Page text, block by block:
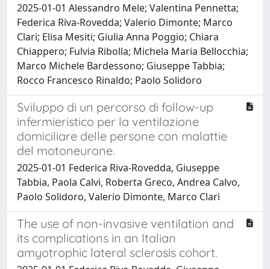
2025-01-01 Alessandro Mele; Valentina Pennetta;
Federica Riva-Rovedda; Valerio Dimonte; Marco
Clari; Elisa Mesiti; Giulia Anna Poggio; Chiara
Chiappero; Fulvia Ribolla; Michela Maria Bellocchia;
Marco Michele Bardessono; Giuseppe Tabbia;
Rocco Francesco Rinaldo; Paolo Solidoro
Sviluppo di un percorso di follow-up
infermieristico per la ventilazione
domiciliare delle persone con malattie
del motoneurone.
2025-01-01 Federica Riva-Rovedda, Giuseppe
Tabbia, Paola Calvi, Roberta Greco, Andrea Calvo,
Paolo Solidoro, Valerio Dimonte, Marco Clari
The use of non-invasive ventilation and
its complications in an Italian
amyotrophic lateral sclerosis cohort.